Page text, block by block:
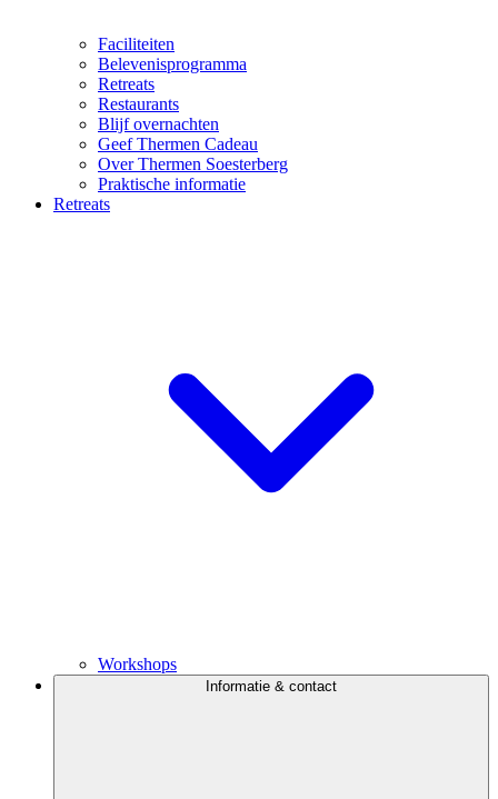
Faciliteiten
Belevenisprogramma
Retreats
Restaurants
Blijf overnachten
Geef Thermen Cadeau
Over Thermen Soesterberg
Praktische informatie
Retreats
Workshops
Informatie & contact